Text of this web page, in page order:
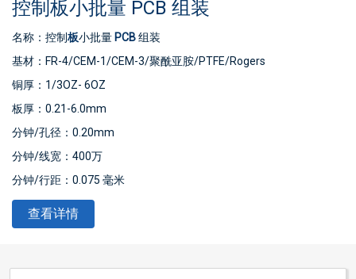
控制板小批量 PCB 组装
名称：控制板小批量 PCB组装
基材：FR-4/CEM-1/CEM-3/聚酰亚胺/PTFE/Rogers
铜厚：1/3OZ- 6OZ
板厚：0.21-6.0mm
分钟/孔径：0.20mm
分钟/线宽：400万
分钟/行距：0.075 毫米
表面处理：喷锡/金钻/
板材尺寸：最小10*15mm，最大508*889mm
查看详情